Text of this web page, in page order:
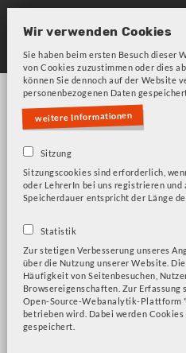
Skip
main
navigation
Bitte beachten Sie
Wir verwenden Cookies
Sie haben beim ersten Besuch dieser
von Cookies zuzustimmen oder dies
können Sie dennoch auf der Website
personenbezogenen Daten
weitere Informationen
Sitzung
Sitzungscookies sind erforderlich,
oder LehrerIn bei uns registrieren
Speicherdauer entspricht der Länge
Statistik
Zur stetigen Verbesserung unseres
über die Nutzung unserer Website.
Häufigkeit von Seitenbesuchen,
Browsereigenschaften. Zur
Open-Source-Webanalytik-Plattform
betrieben wird. Dabei werden
gespeichert.
Die Sims 4
Gesellschaftskritik